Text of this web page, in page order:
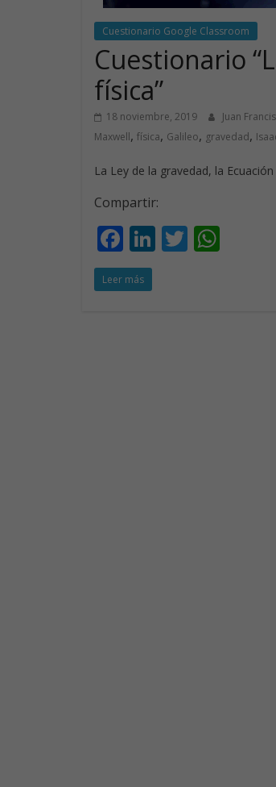
Cuestionario Google Classroom
Cuestionario
física”
18 noviembre, 2019 Juan
Maxwell, física, Galileo, gravedad,
La Ley de la gravedad, la
Compartir:
F
ac
e
Li T
Leer más